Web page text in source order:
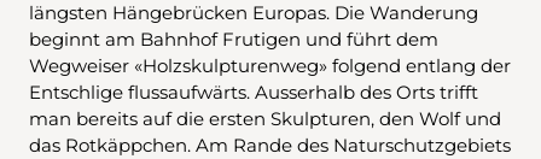
längsten Hängebrücken Europas. Die Wanderung
beginnt am Bahnhof Frutigen und führt dem
Wegweiser «Holzskulpturenweg» folgend entlang der
Entschlige flussaufwärts. Ausserhalb des Orts trifft
man bereits auf die ersten Skulpturen, den Wolf und
das Rotkäppchen. Am Rande des Naturschutzgebiets